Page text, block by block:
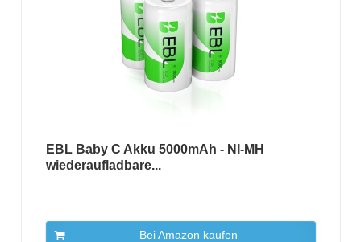
EBL Baby C Akku 5000mAh - NI-MH
wiederaufladbare...
Bei Amazon kaufen